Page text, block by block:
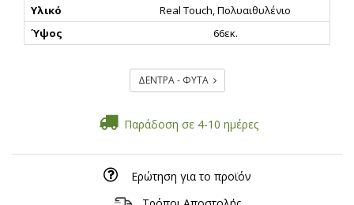
Υλικό
Real Touch, Πολυαιθυλένιο
Ύψος
66εκ.
ΔΕΝΤΡΑ - ΦΥΤΑ
Παράδοση σε 4-10 ημέρες
Ερώτηση για το προϊόν